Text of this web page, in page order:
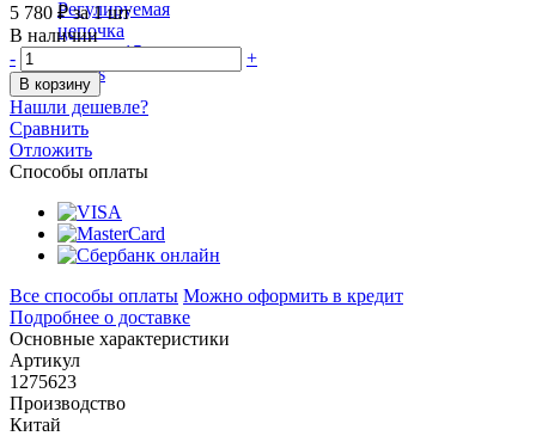
5 780 ₽за 1 шт
В наличии
-
+
В корзину
Нашли дешевле?
Сравнить
Отложить
Способы оплаты
Все способы оплаты Можно оформить в кредит
Подробнее о доставке
Основные характеристики
Артикул
1275623
Производство
Китай